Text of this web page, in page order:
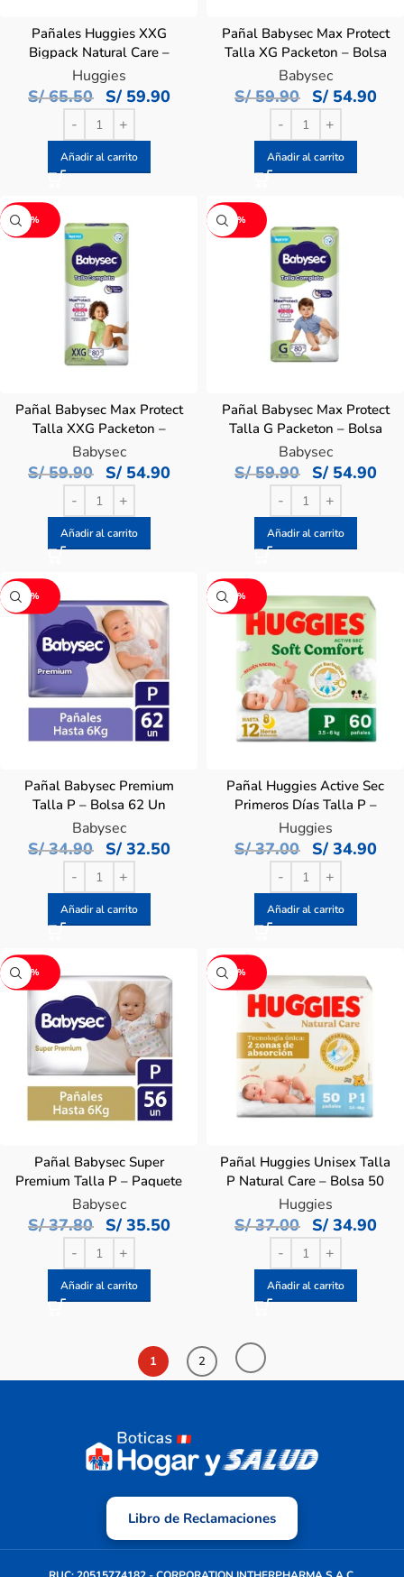
Pañales Huggies XXG
Bigpack Natural Care –
Bolsa 58 UN
Huggies
S/65.50 S/59.90
Añadir al carrito
Pañal Babysec Max Protect
Talla XG Packeton – Bolsa
80 UN
Babysec
S/59.90 S/54.90
Añadir al carrito
-8%
Pañal Babysec Max Protect
Talla XXG Packeton –
Bolsa 80 UN
Babysec
S/59.90 S/54.90
Añadir al carrito
-8%
Pañal Babysec Max Protect
Talla G Packeton – Bolsa
80 UN
Babysec
S/59.90 S/54.90
Añadir al carrito
-7%
Pañal Babysec Premium
Talla P – Bolsa 62 Un
Babysec
S/34.90 S/32.50
Añadir al carrito
-6%
Pañal Huggies Active Sec
Primeros Días Talla P –
Bolsa 60 UN
Huggies
S/37.00 S/34.90
Añadir al carrito
-6%
Pañal Babysec Super
Premium Talla P – Paquete
56 UN
Babysec
S/37.80 S/35.50
Añadir al carrito
-6%
Pañal Huggies Unisex Talla
P Natural Care – Bolsa 50
UN
Huggies
S/37.00 S/34.90
Añadir al carrito
1 2
Libro de Reclamaciones